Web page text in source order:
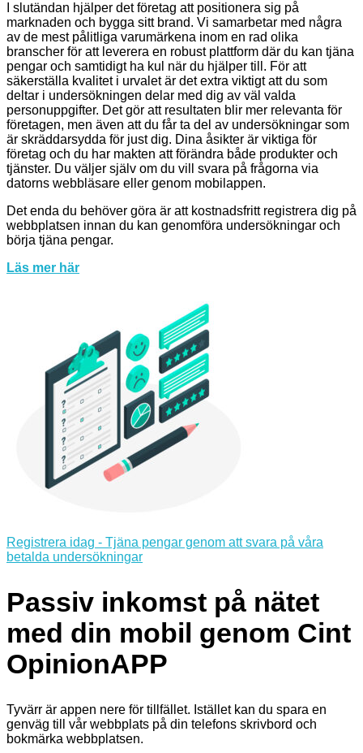
I slutändan hjälper det företag att positionera sig på
marknaden och bygga sitt brand. Vi samarbetar med några
av de mest pålitliga varumärkena inom en rad olika
branscher för att leverera en robust plattform där du kan tjäna
pengar och samtidigt ha kul när du hjälper till. För att
säkerställa kvalitet i urvalet är det extra viktigt att du som
deltar i undersökningen delar med dig av väl valda
personuppgifter. Det gör att resultaten blir mer relevanta för
företagen, men även att du får ta del av undersökningar som
är skräddarsydda för just dig. Dina åsikter är viktiga för
företag och du har makten att förändra både produkter och
tjänster. Du väljer själv om du vill svara på frågorna via
datorns webbläsare eller genom mobilappen.
Det enda du behöver göra är att kostnadsfritt registrera dig på
webbplatsen innan du kan genomföra undersökningar och
börja tjäna pengar.
Läs mer här
Registrera idag - Tjäna pengar genom att svara på våra
betalda undersökningar
Passiv inkomst på nätet
med din mobil genom Cint
OpinionAPP
Tyvärr är appen nere för tillfället. Istället kan du spara en
genväg till vår webbplats på din telefons skrivbord och
bokmärka webbplatsen.